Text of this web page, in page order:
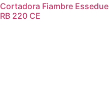
Cortadora Fiambre Essedue
RB 220 CE